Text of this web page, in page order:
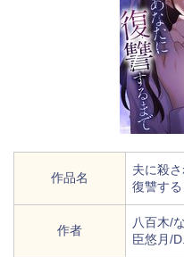
作品名
夫に殺
復讐す
作者
八百木/
臣悠月/